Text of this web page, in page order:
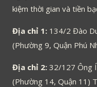
kiệm thời gian và tiền
Địa chỉ 1: 134/2 Đào
(Phường 9, Quận Phú
Địa chỉ 2: 32/127 Ông
(Phường 14, Quận 11)